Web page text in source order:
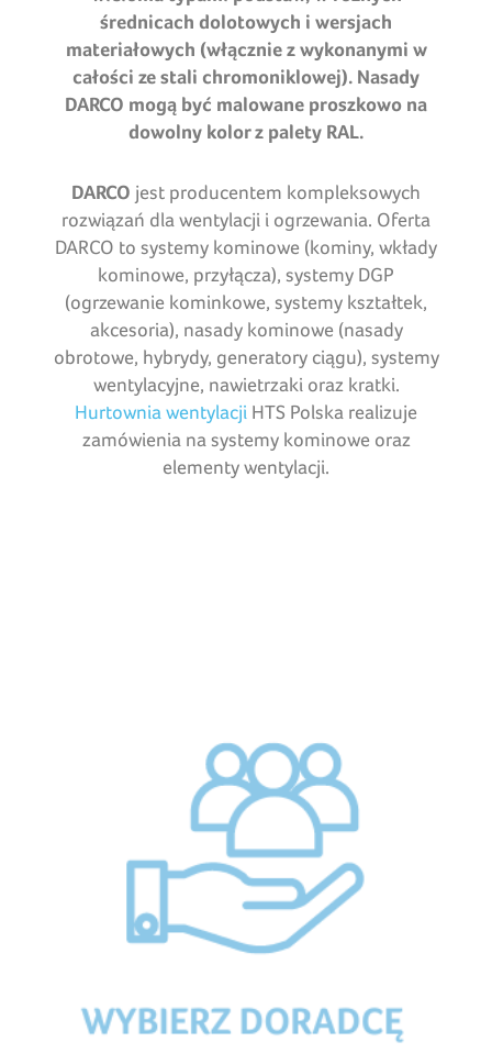
średnicach dolotowych i wersjach
materiałowych (włącznie z wykonanymi w
całości ze stali chromoniklowej). Nasady
DARCO mogą być malowane proszkowo na
dowolny kolor z palety RAL.
DARCO jest producentem kompleksowych
rozwiązań dla wentylacji i ogrzewania. Oferta
DARCO to systemy kominowe (kominy, wkłady
kominowe, przyłącza), systemy DGP
(ogrzewanie kominkowe, systemy kształtek,
akcesoria), nasady kominowe (nasady
obrotowe, hybrydy, generatory ciągu), systemy
wentylacyjne, nawietrzaki oraz kratki.
Hurtownia wentylacji HTS Polska realizuje
zamówienia na systemy kominowe oraz
elementy wentylacji.